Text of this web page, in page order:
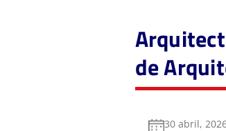
de
30 abril,